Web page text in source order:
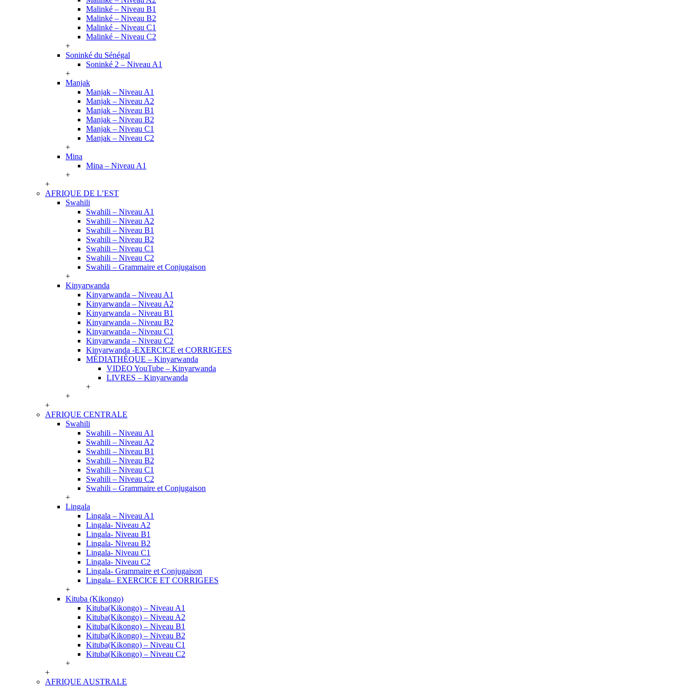
Malinké – Niveau B1
Malinké – Niveau B2
Malinké – Niveau C1
Malinké – Niveau C2
+
Soninké du Sénégal
Soninké 2 – Niveau A1
+
Manjak
Manjak – Niveau A1
Manjak – Niveau A2
Manjak – Niveau B1
Manjak – Niveau B2
Manjak – Niveau C1
Manjak – Niveau C2
+
Mina
Mina – Niveau A1
+
+
AFRIQUE DE L’EST
Swahili
Swahili – Niveau A1
Swahili – Niveau A2
Swahili – Niveau B1
Swahili – Niveau B2
Swahili – Niveau C1
Swahili – Niveau C2
Swahili – Grammaire et Conjugaison
+
Kinyarwanda
Kinyarwanda – Niveau A1
Kinyarwanda – Niveau A2
Kinyarwanda – Niveau B1
Kinyarwanda – Niveau B2
Kinyarwanda – Niveau C1
Kinyarwanda – Niveau C2
Kinyarwanda -EXERCICE et CORRIGEES
MÉDIATHÈQUE – Kinyarwanda
VIDEO YouTube – Kinyarwanda
LIVRES – Kinyarwanda
+
+
+
AFRIQUE CENTRALE
Swahili
Swahili – Niveau A1
Swahili – Niveau A2
Swahili – Niveau B1
Swahili – Niveau B2
Swahili – Niveau C1
Swahili – Niveau C2
Swahili – Grammaire et Conjugaison
+
Lingala
Lingala – Niveau A1
Lingala- Niveau A2
Lingala- Niveau B1
Lingala- Niveau B2
Lingala- Niveau C1
Lingala- Niveau C2
Lingala- Grammaire et Conjugaison
Lingala– EXERCICE ET CORRIGEES
+
Kituba (Kikongo)
Kituba(Kikongo) – Niveau A1
Kituba(Kikongo) – Niveau A2
Kituba(Kikongo) – Niveau B1
Kituba(Kikongo) – Niveau B2
Kituba(Kikongo) – Niveau C1
Kituba(Kikongo) – Niveau C2
+
+
AFRIQUE AUSTRALE